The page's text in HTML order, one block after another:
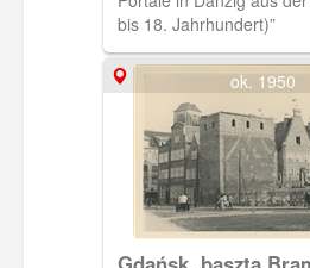
bis 18. Jahrhundert)”
ok. 1950